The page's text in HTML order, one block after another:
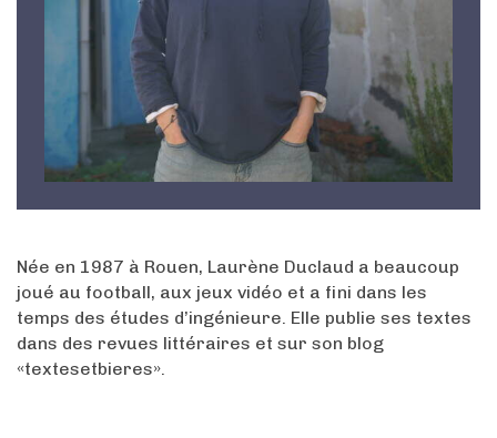
Née en 1987 à Rouen, Laurène Duclaud a beaucoup
joué au football, aux jeux vidéo et a fini dans les
temps des études d’ingénieure. Elle publie ses textes
dans des revues littéraires et sur son blog
«textesetbieres».